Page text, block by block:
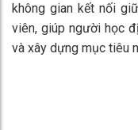
không gian kết nối
viên, giúp người học
và xây dựng mục tiêu